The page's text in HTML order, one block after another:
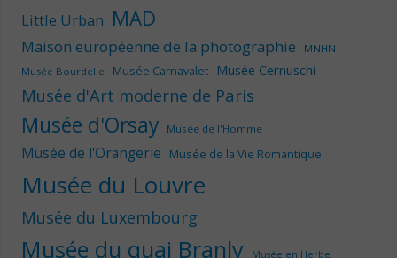
Little Urban MAD
Maison européenne de la photographie
MNHN
Musée Bourdelle
Musée Carnavalet Musée Cernuschi
Musée d'Art moderne de Paris
Musée d'Orsay Musée de l'Homme
Musée de l'Orangerie Musée de la Vie Romantique
Musée du Louvre
Musée du Luxembourg
Musée du quai Branly Musée en Herbe